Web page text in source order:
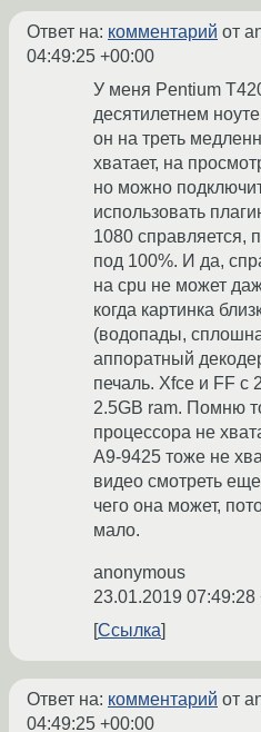
Ответ на: комментарий от
04:49:25 +00:00
У меня Pentium
десятилетнем
он на треть
хватает, на
но можно
использовать
1080 справляется,
под 100%. И да,
на cpu не может
когда картинка
(водопады,
аппоратный
печаль. Xfce и FF с
2.5GB ram. Помню
процессора не
A9-9425 тоже не
видео смотреть
чего она может,
мало.
anonymous
23.01.2019 07:49:28
Ссылка
Ответ на: комментарий от
04:49:25 +00:00